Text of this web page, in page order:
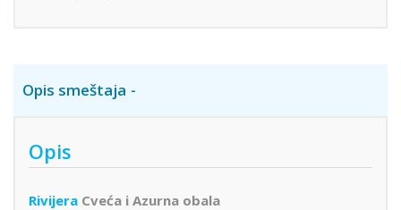
Opis smeštaja
Opis
Rivijera Cveća i Azurna obala